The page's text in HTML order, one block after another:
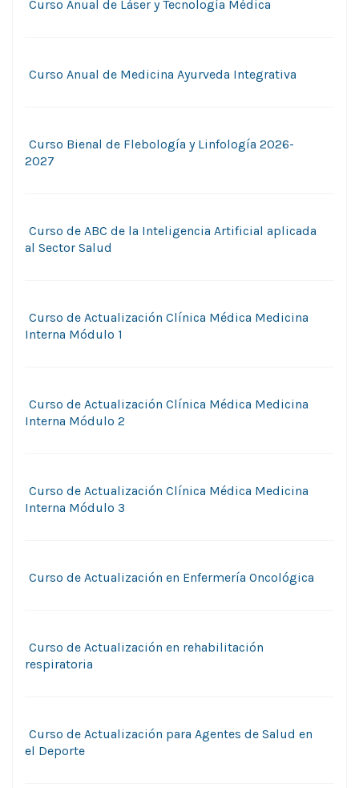
Curso Anual de Láser y Tecnologí­a Médica
Curso Anual de Medicina Ayurveda Integrativa
Curso Bienal de Flebología y Linfologí­a 2026-
2027
Curso de ABC de la Inteligencia Artificial aplicada
al Sector Salud
Curso de Actualización Clí­nica Médica Medicina
Interna Módulo 1
Curso de Actualización Clí­nica Médica Medicina
Interna Módulo 2
Curso de Actualización Clí­nica Médica Medicina
Interna Módulo 3
Curso de Actualización en Enfermería Oncológica
Curso de Actualización en rehabilitación
respiratoria
Curso de Actualización para Agentes de Salud en
el Deporte